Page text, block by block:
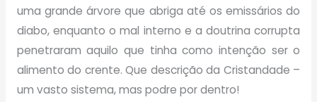
uma grande árvore que abriga até os emissários do
diabo, enquanto o mal interno e a doutrina corrupta
penetraram aquilo que tinha como intenção ser o
alimento do crente. Que descrição da Cristandade –
um vasto sistema, mas podre por dentro!